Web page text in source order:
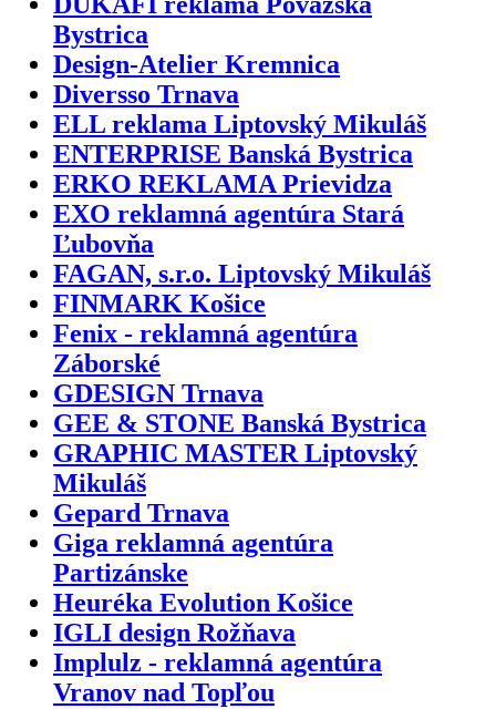
Bystrica
Design-Atelier Kremnica
Diversso Trnava
ELL reklama Liptovský Mikuláš
ENTERPRISE Banská Bystrica
ERKO REKLAMA Prievidza
EXO reklamná agentúra Stará
Ľubovňa
FAGAN, s.r.o. Liptovský Mikuláš
FINMARK Košice
Fenix - reklamná agentúra
Záborské
GDESIGN Trnava
GEE & STONE Banská Bystrica
GRAPHIC MASTER Liptovský
Mikuláš
Gepard Trnava
Giga reklamná agentúra
Partizánske
Heuréka Evolution Košice
IGLI design Rožňava
Implulz - reklamná agentúra
Vranov nad Topľou